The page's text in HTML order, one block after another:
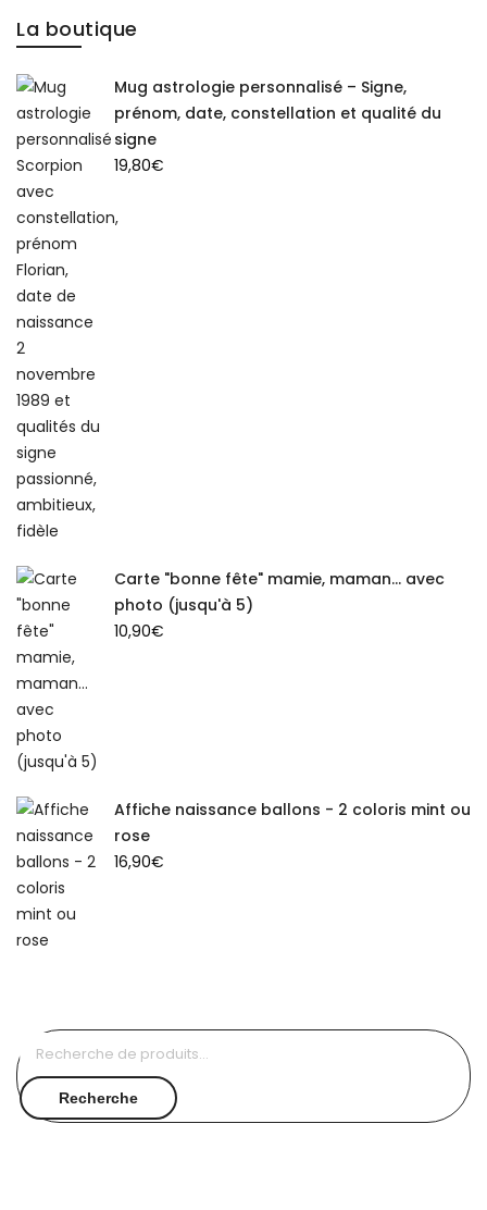
La boutique
Mug astrologie personnalisé – Signe,
prénom, date, constellation et qualité du
signe
19,80€
Carte "bonne fête" mamie, maman... avec
photo (jusqu'à 5)
10,90€
Affiche naissance ballons - 2 coloris mint ou
rose
16,90€
Recherche